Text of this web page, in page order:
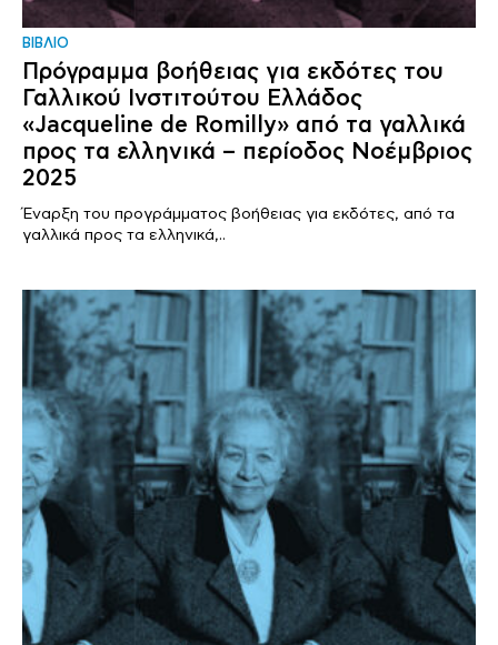
ΒΙΒΛΙΟ
Πρόγραμμα βοήθειας για εκδότες του
Γαλλικού Ινστιτούτου Ελλάδος
«Jacqueline de Romilly» από τα γαλλικά
προς τα ελληνικά – περίοδος Νοέμβριος
2025
Έναρξη του προγράμματος βοήθειας για εκδότες, από τα
γαλλικά προς τα ελληνικά,..